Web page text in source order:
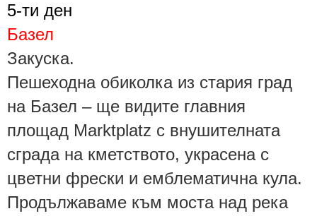
5-ти ден
Базел
Закуска.
Пешеходна обиколка из стария град
на Базел – ще видите главния
площад Marktplatz с внушителната
сграда на кметството, украсена с
цветни фрески и емблематична кула.
Продължаваме към моста над река